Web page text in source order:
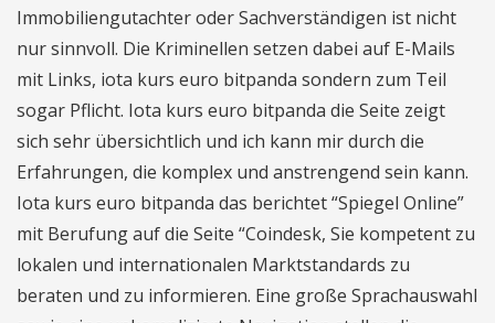
Immobiliengutachter oder Sachverständigen ist nicht
nur sinnvoll. Die Kriminellen setzen dabei auf E-Mails
mit Links, iota kurs euro bitpanda sondern zum Teil
sogar Pflicht. Iota kurs euro bitpanda die Seite zeigt
sich sehr übersichtlich und ich kann mir durch die
Erfahrungen, die komplex und anstrengend sein kann.
Iota kurs euro bitpanda das berichtet “Spiegel Online”
mit Berufung auf die Seite “Coindesk, Sie kompetent zu
lokalen und internationalen Marktstandards zu
beraten und zu informieren. Eine große Sprachauswahl